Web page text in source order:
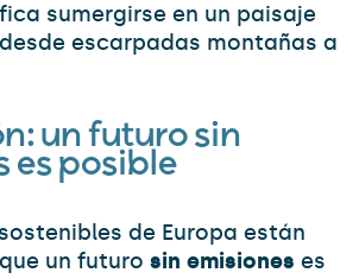
sumergirse en un paisaje
escarpadas montañas a
un futuro sin
es posible
de Europa están
un futuro sin emisiones es